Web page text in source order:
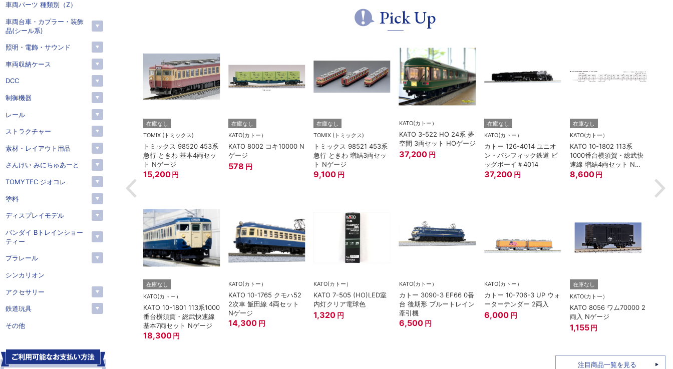
Pick Up
825 延長コー
KATO 11-704 カプラー密
連形 A グレー (20個入)
(アーノルドカプラー用対
応)
352 円
在庫なし
TOMIX (トミックス)
トミックス 98520 453系
急行 ときわ 基本4両セッ
ト Nゲージ
15,200 円
在庫なし
KATO(カトー）
KATO 8002 コキ10000 N
ゲージ
578 円
在庫なし
TOMIX (トミックス)
トミックス 98521 453系
急行 ときわ 増結3両セッ
ト Nゲージ
9,100 円
KATO(カトー）
KATO 3-522 HO 24系 夢
空間 3両セット HOゲージ
37,200 円
在庫なし
KATO(カトー）
カトー 126-4014 ユニオ
ン・パシフィック鉄道 ビ
ッグボーイ＃4014
37,200 円
在庫なし
KATO(カトー）
KATO 10-1802 113系
1000番台横須賀・総武快
速線 増結4両セット Nゲ
ージ
8,600 円
在庫なし
KATO(カトー）
KATO 10-1801 113系1000
番台横須賀・総武快速線
基本7両セット Nゲージ
18,300 円
KATO(カトー）
KATO 10-1765 クモハ52
2次車 飯田線 4両セット
Nゲージ
14,300 円
KATO(カトー）
KATO 7-505 (HO)LED室
内灯クリア電球色
1,320 円
KATO(カトー）
カトー 3090-3 EF66 0番
台 後期形 ブルートレイン
牽引機
6,500 円
KATO(カトー）
カトー 10-706-3 UP ウォ
ーターテンダー 2両入
6,000 円
在庫なし
KATO(カトー）
KATO 8056 ワム70000 2
両入 Nゲージ
1,155 円
注目商品一覧を見る
車両パーツ 種類別（Z）
車両台車・カプラー・装飾
品(シール系)
照明・電飾・サウンド
車両収納ケース
DCC
制御機器
レール
ストラクチャー
素材・レイアウト用品
さんけい みにちゅあーと
TOMYTEC ジオコレ
塗料
ディスプレイモデル
バンダイ Bトレインショー
ティー
プラレール
シンカリオン
アクセサリー
鉄道玩具
その他